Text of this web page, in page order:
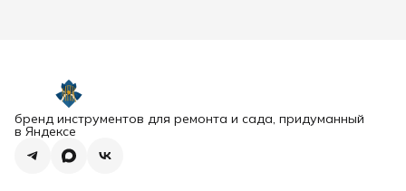
бренд инструментов для ремонта и сада, придуманный
в Яндексе